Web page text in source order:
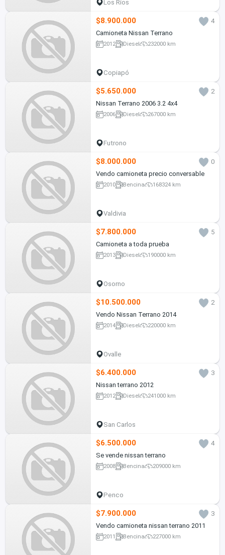
Los Ríos
$8.900.000
4
Camioneta Nissan Terrano
2012 Diesel 232000 km
Copiapó
$5.650.000
2
Nissan Terrano 2006 3.2 4x4
2006 Diesel 267000 km
Futrono
$8.000.000
0
Vendo camioneta precio conversable
2010 Bencina 168324 km
Valdivia
$7.800.000
5
Camioneta a toda prueba
2013 Diesel 190000 km
Osorno
$10.500.000
2
Vendo Nissan Terrano 2014
2014 Diesel 220000 km
Ovalle
$6.400.000
3
Nissan terrano 2012
2012 Diesel 241000 km
San Carlos
$6.500.000
4
Se vende nissan terrano
2008 Bencina 209000 km
Penco
$7.900.000
3
Vendo camioneta nissan terrano 2011
2011 Bencina 227000 km